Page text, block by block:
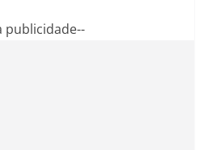
publicidade--